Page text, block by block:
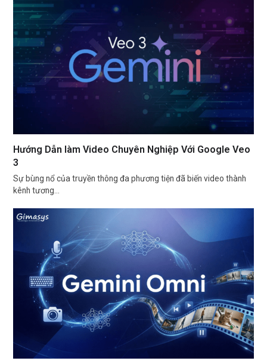
Hướng Dẫn làm Video Chuyên Nghiệp Với Google Veo
3
Sự bùng nổ của truyền thông đa phương tiện đã biến video thành
kênh tương…